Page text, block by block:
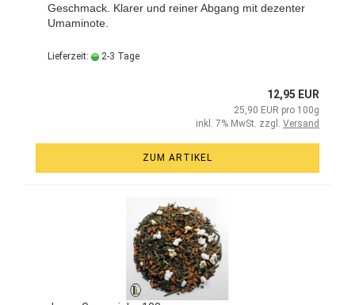
Geschmack. Klarer und reiner Abgang mit dezenter
Umaminote.
Lieferzeit: 2-3 Tage
12,95 EUR
25,90 EUR pro 100g
inkl. 7% MwSt. zzgl. Versand
ZUM ARTIKEL